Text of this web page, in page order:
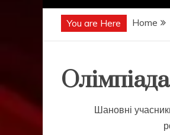
You are Here Home
Шановні